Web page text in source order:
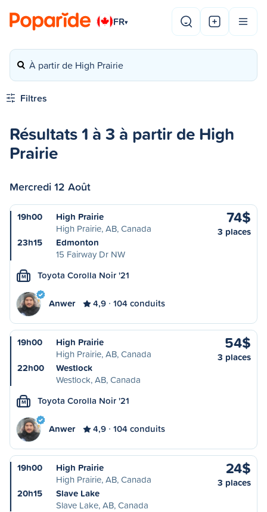
FR▾
À partir de High Prairie
Filtres
Résultats 1 à 3 à partir de High
Prairie
Mercredi 12 Août
19h00
High Prairie
High Prairie, AB, Canada
23h15
Edmonton
15 Fairway Dr NW
74$
3 places
M Toyota Corolla Noir '21
Anwer 4,9 104 conduits
19h00
High Prairie
High Prairie, AB, Canada
22h00
Westlock
Westlock, AB, Canada
54$
3 places
M Toyota Corolla Noir '21
Anwer 4,9 104 conduits
19h00
High Prairie
High Prairie, AB, Canada
20h15
Slave Lake
Slave Lake, AB, Canada
24$
3 places